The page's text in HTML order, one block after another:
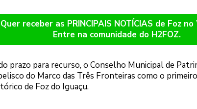
receber as PRINCIPAIS NOTÍCIAS de Foz
Entre na comunidade do H2FOZ.
prazo para recurso, o Conselho Municipal de
do Marco das Três Fronteiras como o
de Foz do Iguaçu.